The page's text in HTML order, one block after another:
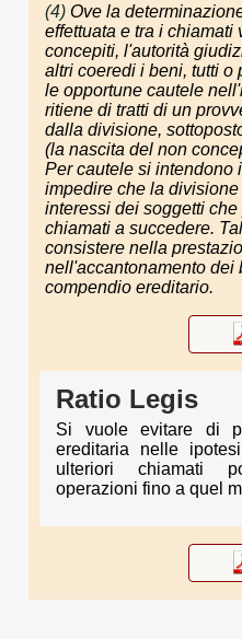
(4) Ove la
effettuata e tra i
concepiti, l'autorità
altri coeredi i beni, tutti o
le opportune cautele
ritiene di tratti di un
dalla divisione,
(la nascita del non
Per cautele si intendono
impedire che la
interessi dei soggetti
chiamati a succedere.
consistere nella
nell'accantonamento dei
compendio ereditario.
Ratio Legis
Si vuole evitare di
ereditaria nelle
ulteriori chiamati
operazioni fino a quel